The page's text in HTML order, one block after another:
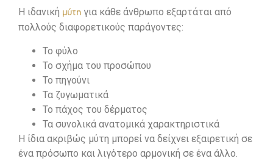
Η ιδανική μύτη για κάθε άνθρωπο εξαρτάται από
πολλούς διαφορετικούς παράγοντες:
Το φύλο
Το σχήμα του προσώπου
Το πηγούνι
Τα ζυγωματικά
Το πάχος του δέρματος
Τα συνολικά ανατομικά χαρακτηριστικά
Η ίδια ακριβώς μύτη μπορεί να δείχνει εξαιρετική σε
ένα πρόσωπο και λιγότερο αρμονική σε ένα άλλο.